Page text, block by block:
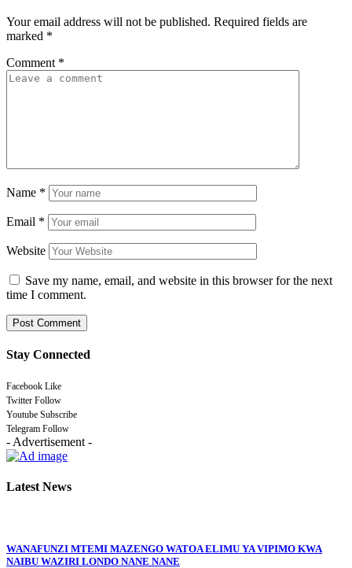
Your email address will not be published. Required fields are
marked *
Comment *
Name *
Email *
Website
Save my name, email, and website in this browser for the next
time I comment.
Stay Connected
Facebook Like
Twitter Follow
Youtube Subscribe
Telegram Follow
- Advertisement -
Latest News
WANAFUNZI MTEMI MAZENGO WATOA ELIMU YA VIPIMO KWA
NAIBU WAZIRI LONDO NANE NANE